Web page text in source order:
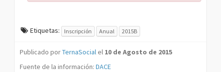
Etiquetas: Inscripción Anual 2015B
Publicado porTernaSocial el 10 de Agosto de 2015
Fuente de la información: DACE